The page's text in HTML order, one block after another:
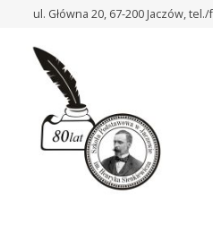
„Wzorowy
2025/2026”
ul. Główna 20, 67-200 Jaczów,